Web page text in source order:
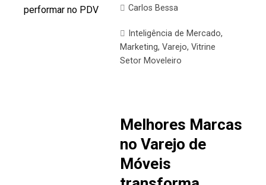
Carlos Bessa
Inteligência de Mercado,
Marketing, Varejo, Vitrine
Setor Moveleiro
Melhores Marcas
no Varejo de
Móveis